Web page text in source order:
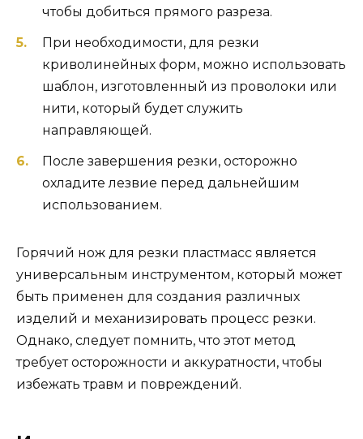
чтобы добиться прямого разреза.
При необходимости, для резки
криволинейных форм, можно использовать
шаблон, изготовленный из проволоки или
нити, который будет служить
направляющей.
После завершения резки, осторожно
охладите лезвие перед дальнейшим
использованием.
Горячий нож для резки пластмасс является
универсальным инструментом, который может
быть применен для создания различных
изделий и механизировать процесс резки.
Однако, следует помнить, что этот метод
требует осторожности и аккуратности, чтобы
избежать травм и повреждений.